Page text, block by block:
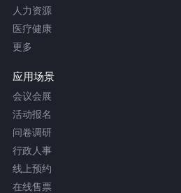
人力资源
医疗健康
更多
应用场景
会议会展
活动报名
问卷调研
行政人事
线上预约
在线售票